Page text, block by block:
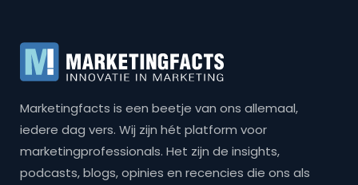
Marketingfacts is een beetje van ons allemaal,
iedere dag vers. Wij zijn hét platform voor
marketingprofessionals. Het zijn de insights,
podcasts, blogs, opinies en recencies die ons als